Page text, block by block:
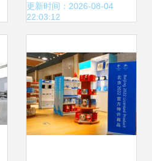
家修服务公司供应
更新时间：2026-08-04
22:03:12